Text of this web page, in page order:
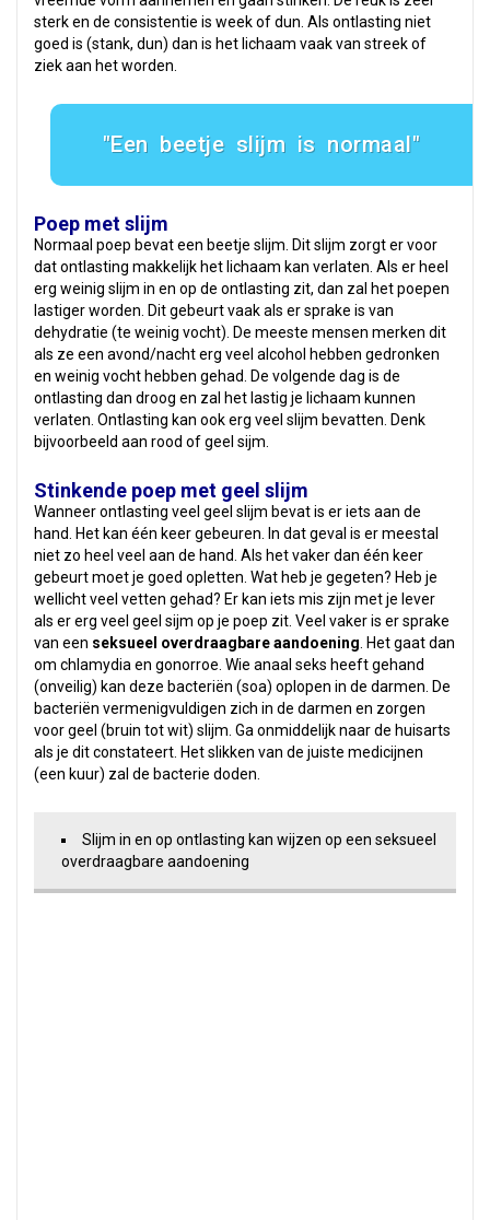
sterk en de consistentie is week of dun. Als ontlasting niet
goed is (stank, dun) dan is het lichaam vaak van streek of
ziek aan het worden.
Een beetje slijm is normaal
Poep met slijm
Normaal poep bevat een beetje slijm. Dit slijm zorgt er voor
dat ontlasting makkelijk het lichaam kan verlaten. Als er heel
erg weinig slijm in en op de ontlasting zit, dan zal het poepen
lastiger worden. Dit gebeurt vaak als er sprake is van
dehydratie (te weinig vocht). De meeste mensen merken dit
als ze een avond/nacht erg veel alcohol hebben gedronken
en weinig vocht hebben gehad. De volgende dag is de
ontlasting dan droog en zal het lastig je lichaam kunnen
verlaten. Ontlasting kan ook erg veel slijm bevatten. Denk
bijvoorbeeld aan rood of geel sijm.
Stinkende poep met geel slijm
Wanneer ontlasting veel geel slijm bevat is er iets aan de
hand. Het kan één keer gebeuren. In dat geval is er meestal
niet zo heel veel aan de hand. Als het vaker dan één keer
gebeurt moet je goed opletten. Wat heb je gegeten? Heb je
wellicht veel vetten gehad? Er kan iets mis zijn met je lever
als er erg veel geel sijm op je poep zit. Veel vaker is er sprake
van een seksueel overdraagbare aandoening . Het gaat dan
om chlamydia en gonorroe. Wie anaal seks heeft gehand
(onveilig) kan deze bacteriën (soa) oplopen in de darmen. De
bacteriën vermenigvuldigen zich in de darmen en zorgen
voor geel (bruin tot wit) slijm. Ga onmiddelijk naar de huisarts
als je dit constateert. Het slikken van de juiste medicijnen
(een kuur) zal de bacterie doden.
Slijm in en op ontlasting kan wijzen op een seksueel
overdraagbare aandoening